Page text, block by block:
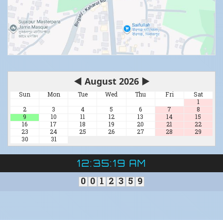
◀ August 2026 ▶
Sun Mon Tue Wed Thu Fri
Sat
1
2
3 4 5 6 7
8
9
10 11 12 13 14
15
16
17 18 19 20 21
22
23
24 25 26 27 28
29
30
31
12:35:20 AM
0 0 1 2 3 5 9